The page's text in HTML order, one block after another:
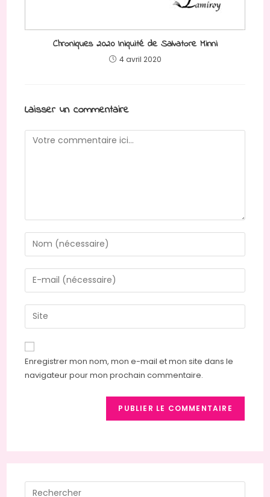
Chroniques 2020 Iniquité de Salvatore Minni
4 avril 2020
Laisser un commentaire
Comment
Enter
your
name
or
to
comment
Enter
your
email
address
comment
Saisir
l’URL
de
votre
site
Enregistrer mon nom, mon e-mail et mon site dans le
navigateur pour mon prochain commentaire.